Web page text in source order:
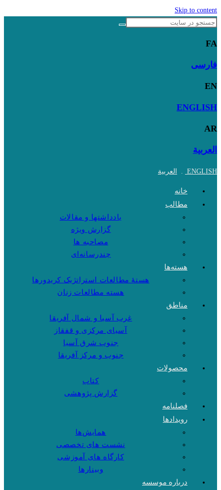
Skip to content
FA
فارسی
EN
ENGLISH
AR
العربية
ENGLISH
. العربية
خانه
مطالب
یادداشتها و مقالات
گزارش ویژه
مصاحبه ها
چندرسانه‌ای
هسته‌ها
هستهٔ مطالعات استراتژیک کریدورها
هسته مطالعات زنان
مناطق
غرب آسیا و شمال آفریقا
آسیای مرکزی و قفقاز
جنوب شرق آسیا
جنوب و مرکز آفریقا
محصولات
کتاب
گزارش پژوهشی
فصلنامه
رویدادها
همایش‌ها
نشست های تخصصی
کارگاه های آموزشی
وبینارها
درباره موسسه